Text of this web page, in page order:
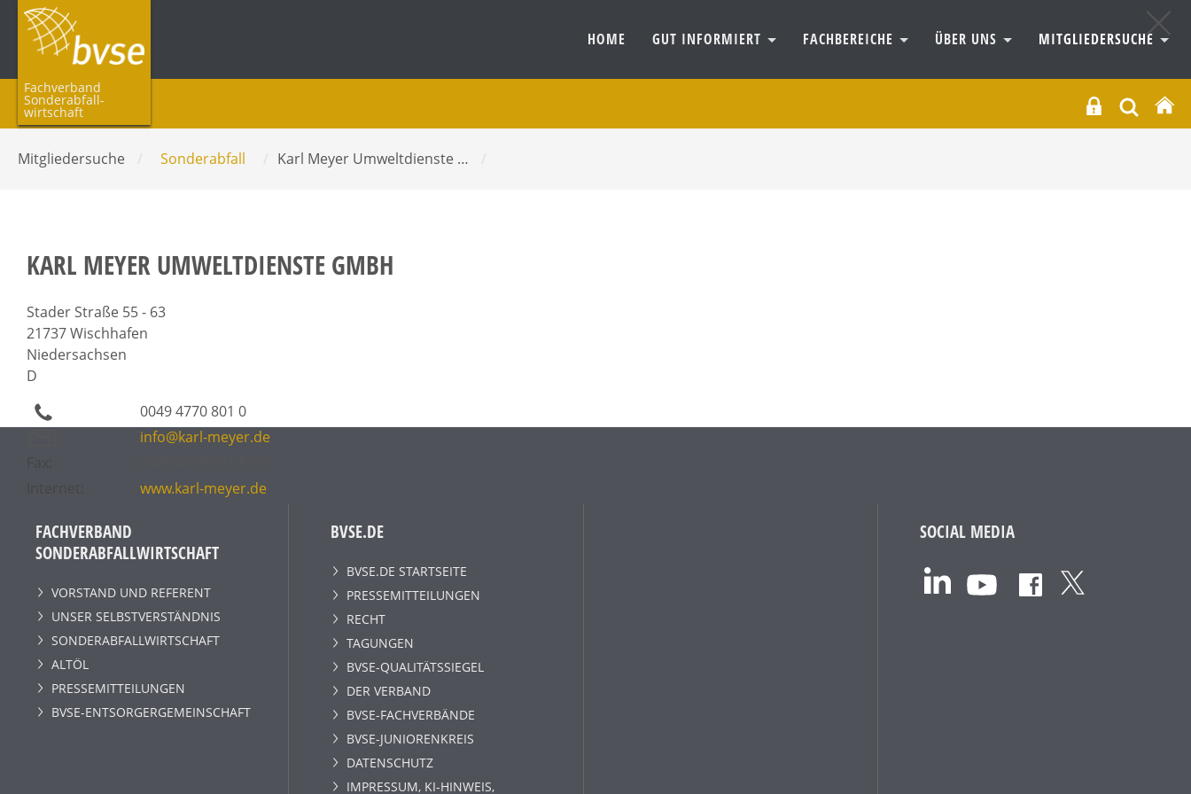
Fachverband
Sonderabfall­
wirtschaft
HOME GUT INFORMIERT FACHBEREICHE ÜBER UNS MITGLIEDERSUCHE
Mitgliedersuche / Sonderabfall / Karl Meyer Umweltdienste … /
KARL MEYER UMWELTDIENSTE GMBH
Stader Straße 55 - 63
21737 Wischhafen
Niedersachsen
D
0049 4770 801 0
info@karl-meyer.de
www.karl-meyer.de
FACHVERBAND
SONDERABFALLWIRTSCHAFT
VORSTAND UND REFERENT
UNSER SELBSTVERSTÄNDNIS
SONDERABFALLWIRTSCHAFT
ALTÖL
PRESSEMITTEILUNGEN
BVSE-ENTSORGERGEMEINSCHAFT
BVSE.DE
BVSE.DE STARTSEITE
PRESSEMITTEILUNGEN
RECHT
TAGUNGEN
BVSE-QUALITÄTSSIEGEL
DER VERBAND
BVSE-FACHVERBÄNDE
BVSE-JUNIORENKREIS
DATENSCHUTZ
IMPRESSUM, KI-HINWEIS,
SOCIAL MEDIA